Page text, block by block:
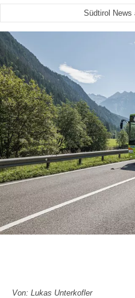
Südtirol News
Von: Lukas Unterkofler